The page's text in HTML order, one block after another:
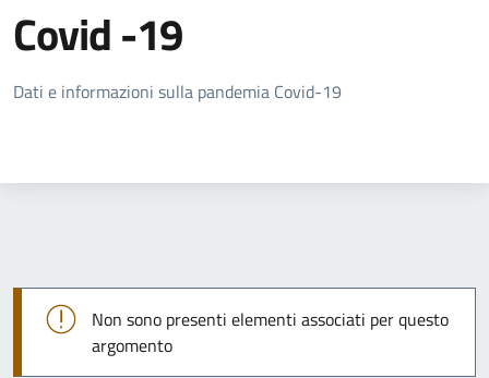
Covid -19
Dettagli della notizia
Dati e informazioni sulla pandemia Covid-19
Non sono presenti elementi associati per questo
argomento